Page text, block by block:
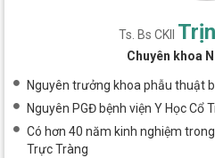
Ts. Bs CKII
Chuyên khoa
Nguyên trưởng khoa phẫu thuật
Nguyên PGĐ bệnh viện Y Học Cổ
Có hơn 40 năm kinh nghiệm
Trực Tràng